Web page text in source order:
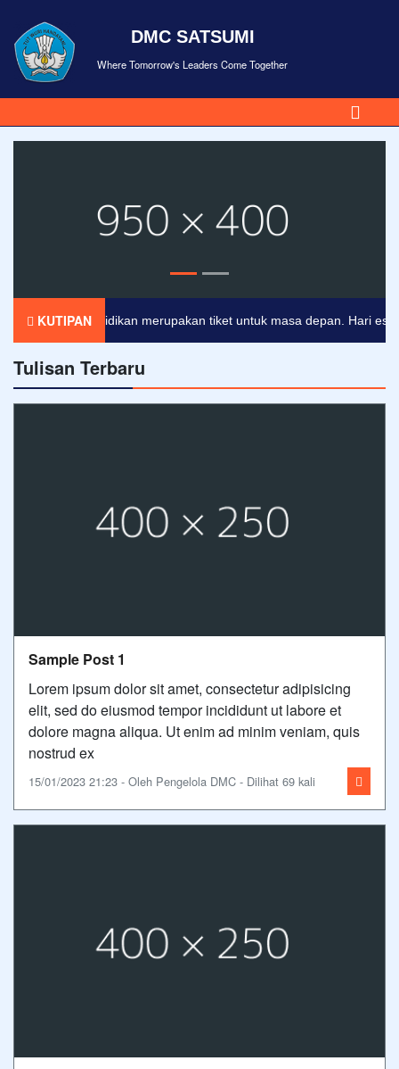
DMC SATSUMI
Where Tomorrow's Leaders Come Together
KUTIPAN
Pendidikan merupakan tiket untuk masa depan. Hari esok
Tulisan Terbaru
Sample Post 1
Lorem ipsum dolor sit amet, consectetur adipisicing
elit, sed do eiusmod tempor incididunt ut labore et
dolore magna aliqua. Ut enim ad minim veniam, quis
nostrud ex
15/01/2023 21:23 - Oleh Pengelola DMC - Dilihat 69 kali